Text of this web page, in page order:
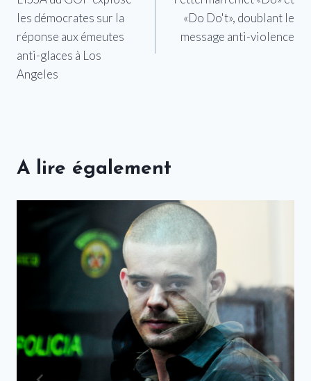
de
l’article
les démocrates sur la
réponse aux émeutes
anti-glaces à Los
Angeles
«Do Do't», doublant le
message anti-violence
A lire également